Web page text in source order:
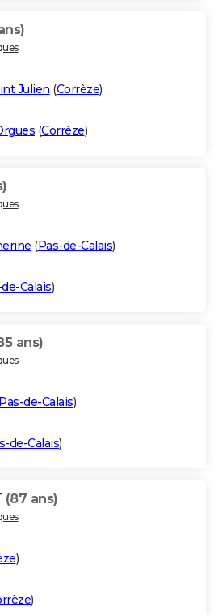
Julien (Corrèze)
(Corrèze)
(Pas-de-Calais)
Calais)
ans)
de-Calais)
de-Calais)
(87 ans)
)
)